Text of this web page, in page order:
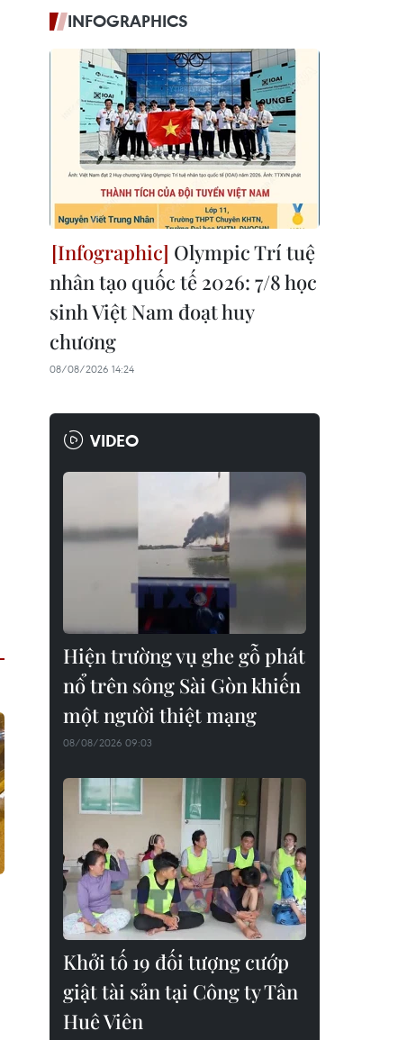
INFOGRAPHICS
Olympic Trí tuệ
nhân tạo quốc tế 2026: 7/8 học
sinh Việt Nam đoạt huy
chương
08/08/2026 14:24
VIDEO
Hiện trường vụ ghe gỗ phát
nổ trên sông Sài Gòn khiến
một người thiệt mạng
08/08/2026 09:03
Khởi tố 19 đối tượng cướp
giật tài sản tại Công ty Tân
Huê Viên